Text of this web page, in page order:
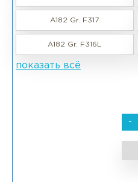
A182 Gr. F317
A182 Gr. F316L
показать всё
-